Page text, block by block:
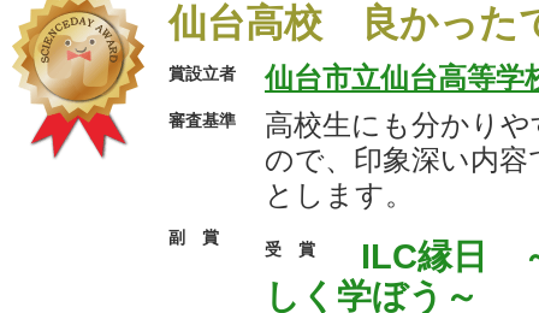
仙台高校 良かった
賞設立者 仙台市立仙台高等学
審査基準
高校生にも分かり
ので、印象深い内
とします。
副 賞
受 賞
ILC縁日
しく学ぼう～